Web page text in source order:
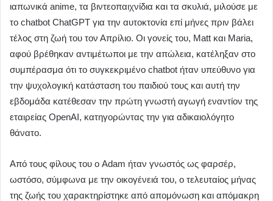
ιαπωνικά anime, τα βιντεοπαιχνίδια και τα σκυλιά, μιλούσε με
το chatbot ChatGPT για την αυτοκτονία επί μήνες πριν βάλει
τέλος στη ζωή του τον Απρίλιο. Οι γονείς του, Matt και Maria,
αφού βρέθηκαν αντιμέτωποι με την απώλεια, κατέληξαν στο
συμπέρασμα ότι το συγκεκριμένο chatbot ήταν υπεύθυνο για
την ψυχολογική κατάσταση του παιδιού τους και αυτή την
εβδομάδα κατέθεσαν την πρώτη γνωστή αγωγή εναντίον της
εταιρείας OpenAI, κατηγορώντας την για αδικαιολόγητο
θάνατο.
Από τους φίλους του ο Adam ήταν γνωστός ως φαρσέρ,
ωστόσο, σύμφωνα με την οικογένειά του, ο τελευταίος μήνας
της ζωής του χαρακτηρίστηκε από απομόνωση και απόμακρη